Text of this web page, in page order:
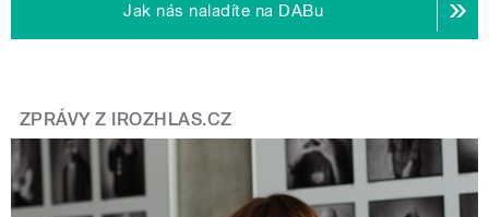
Jak nás naladíte na DABu
ZPRÁVY Z IROZHLAS.CZ